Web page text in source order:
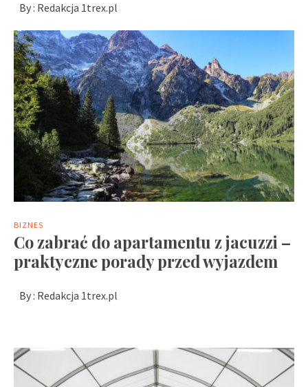
By : Redakcja 1trex.pl
BIZNES
Co zabrać do apartamentu z jacuzzi –
praktyczne porady przed wyjazdem
By : Redakcja 1trex.pl